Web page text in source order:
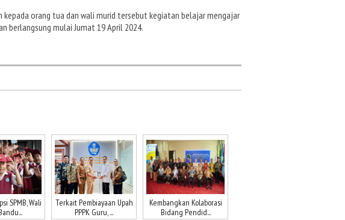
orang tua dan wali murid tersebut kegiatan belajar mengajar
berlangsung mulai Jumat 19 April 2024.
SPMB, Wali
Terkait Pembiayaan Upah
PPPK Guru, ...
Kembangkan Kolaborasi
Bidang Pendid...